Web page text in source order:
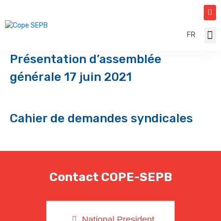
FR
Présentation d’assemblée
générale 17 juin 2021
Cahier de demandes syndicales
Contact COPE-SEPB